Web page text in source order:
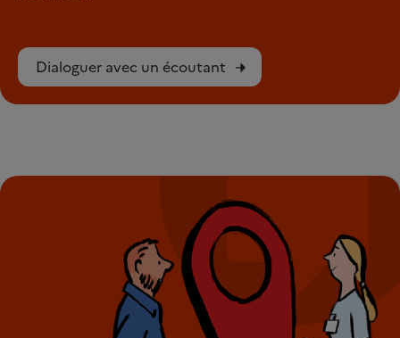
Dialoguer avec un écoutant